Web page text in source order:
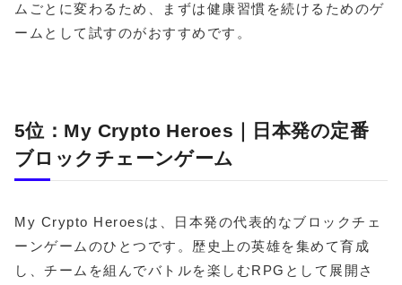
ムごとに変わるため、まずは健康習慣を続けるためのゲ
ームとして試すのがおすすめです。
5位：My Crypto Heroes｜日本発の定番
ブロックチェーンゲーム
My Crypto Heroesは、日本発の代表的なブロックチェ
ーンゲームのひとつです。歴史上の英雄を集めて育成
し、チームを組んでバトルを楽しむRPGとして展開さ